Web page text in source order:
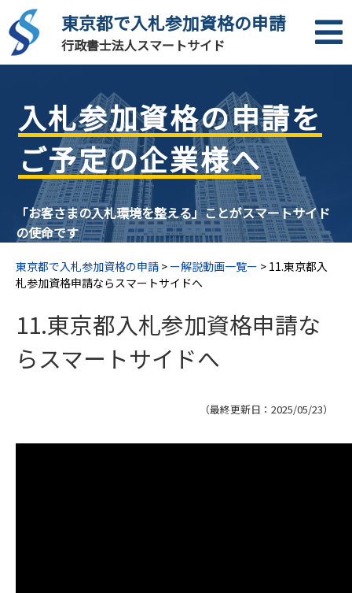
東京都で入札参加資格の申請
行政書士法人スマートサイド
入札参加資格の申請を
ご予定の企業様へ
「お客さまの入札環境を整える」ことがスマートサイド
の使命です
東京都で入札参加資格の申請 > ー解説動画一覧ー > 11.東京都入
札参加資格申請ならスマートサイドへ
11.東京都入札参加資格申請な
らスマートサイドへ
（最終更新日： 2025/05/23）